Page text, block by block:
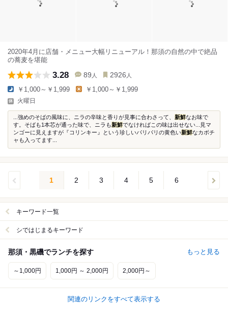
2020年4月に店舗・メニュー大幅リニューアル！那須の自然の中で絶品
の蕎麦を堪能
3.28 89 人 2926 人
￥1,000～￥1,999 ￥1,000～￥1,999
火曜日
...強めのそばの風味に、ニラの辛味と香りが見事に合わさって、 新鮮なお味で
す。そばも1本芯が通った味で、ニラも新鮮でなければこの味は出せない...見マ
ンゴーに見えますが『コリンキー』という珍しいパリパリの黄色い新鮮なカボチ
ャも入ってます...
1 2 3 4 5 6
キーワード一覧
シではじまるキーワード
那須・黒磯でランチを探す もっと見る
～1,000円 1,000円 ～ 2,000円 2,000円～
関連のリンクをすべて表示する